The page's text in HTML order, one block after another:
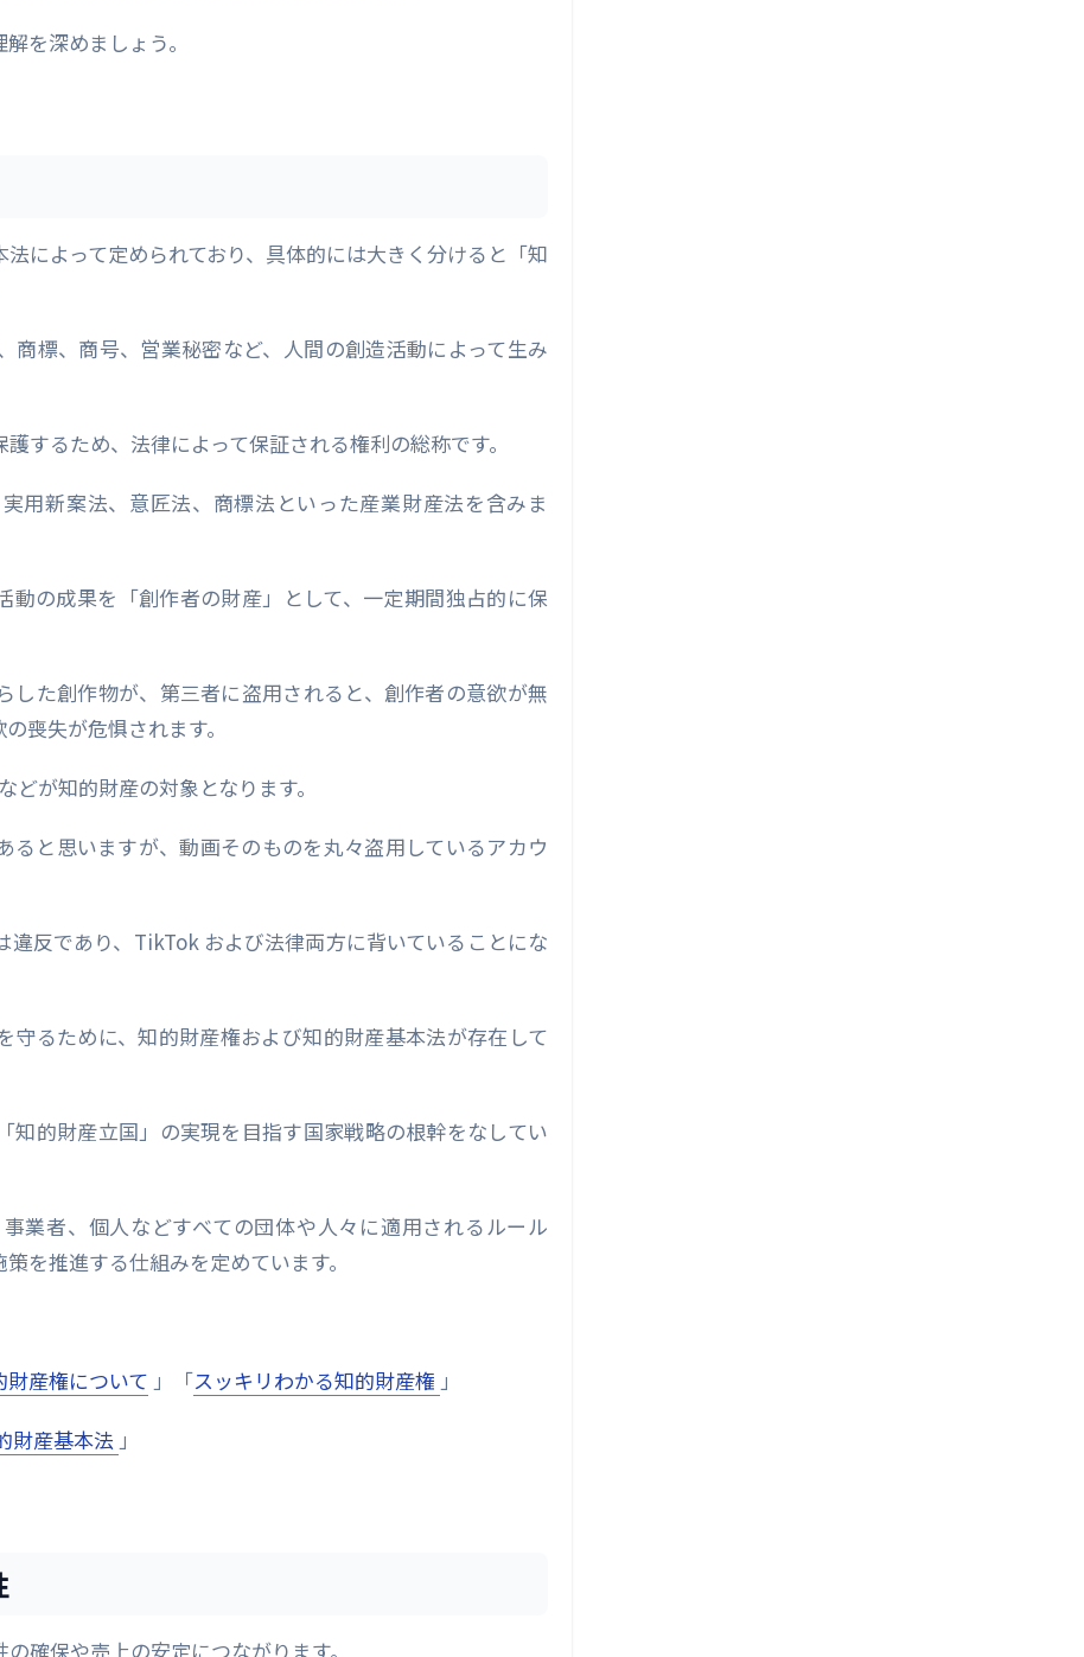
を深めましょう。
によって定められており、具体的には大きく分けると「知
商標、商号、営業秘密など、人間の創造活動によって生み
するため、法律によって保証される権利の総称です。
用新案法、意匠法、商標法といった産業財産法を含みま
動の成果を「創作者の財産」として、一定期間独占的に保
した創作物が、第三者に盗用されると、創作者の意欲が無
喪失が危惧されます。
が知的財産の対象となります。
ると思いますが、動画そのものを丸々盗用しているアカウ
反であり、TikTok および法律両方に背いていることにな
守るために、知的財産権および知的財産基本法が存在して
知的財産立国」の実現を目指す国家戦略の根幹をなしてい
業者、個人などすべての団体や人々に適用されるルール
を推進する仕組みを定めています。
財産権について 」「スッキリわかる知的財産権 」
財産基本法 」
確保や売上の安定につながります。